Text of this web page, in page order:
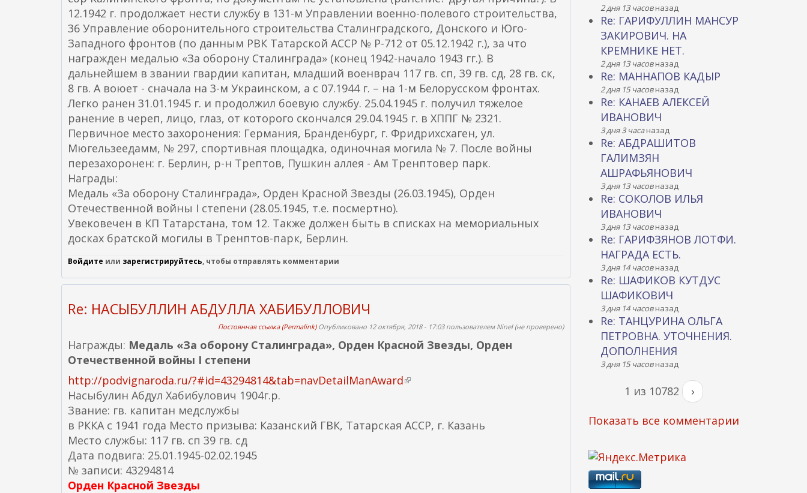
12.1942 г. продолжает нести службу в 131-м Управлении военно-полевого строительства,
36 Управление оборонительного строительства Сталинградского, Донского и Юго-
Западного фронтов (по данным РВК Татарской АССР № Р-712 от 05.12.1942 г.), за что
награжден медалью «За оборону Сталинграда» (конец 1942-начало 1943 гг.). В
дальнейшем в звании гвардии капитан, младший военврач 117 гв. сп, 39 гв. сд, 28 гв. ск,
8 гв. А воюет - сначала на 3-м Украинском, а с 07.1944 г. – на 1-м Белорусском фронтах.
Легко ранен 31.01.1945 г. и продолжил боевую службу. 25.04.1945 г. получил тяжелое
ранение в череп, лицо, глаз, от которого скончался 29.04.1945 г. в ХППГ № 2321.
Первичное место захоронения: Германия, Бранденбург, г. Фридрихсхаген, ул.
Мюгельзеедамм, № 297, спортивная площадка, одиночная могила № 7. После войны
перезахоронен: г. Берлин, р-н Трептов, Пушкин аллея - Ам Тренптовер парк.
Награды:
Медаль «За оборону Сталинграда», Орден Красной Звезды (26.03.1945), Орден
Отечественной войны I степени (28.05.1945, т.е. посмертно).
Увековечен в КП Татарстана, том 12. Также должен быть в списках на мемориальных
досках братской могилы в Тренптов-парк, Берлин.
Войдите или зарегистрируйтесь, чтобы отправлять комментарии
Re: НАСЫБУЛЛИН АБДУЛЛА ХАБИБУЛЛОВИЧ
Постоянная ссылка (Permalink)Опубликовано 12 октября, 2018 - 17:03 пользователем Ninel (не проверено)
Награжды: Медаль «За оборону Сталинграда», Орден Красной Звезды, Орден
Отечественной войны I степени
http://podvignaroda.ru/?#id=43294814&tab=navDetailManAward(
е
Насыбулин Абдул Хабибулович 1904г.р.
Звание: гв. капитан медслужбы
в РККА с 1941 года Место призыва: Казанский ГВК, Татарская АССР, г. Казань
Место службы: 117 гв. сп 39 гв. сд
Дата подвига: 25.01.1945-02.02.1945
№ записи: 43294814
Орден Красной Звезды
2 дня 13 часовназад
Re: ГАРИФУЛЛИН МАНСУР
ЗАКИРОВИЧ. НА
КРЕМНИКЕ НЕТ.
2 дня 13 часовназад
Re: МАННАПОВ КАДЫР
2 дня 15 часовназад
Re: КАНАЕВ АЛЕКСЕЙ
ИВАНОВИЧ
3 дня 3 часаназад
Re: АБДРАШИТОВ
ГАЛИМЗЯН
АШРАФЬЯНОВИЧ
3 дня 13 часовназад
Re: СОКОЛОВ ИЛЬЯ
ИВАНОВИЧ
3 дня 13 часовназад
Re: ГАРИФЗЯНОВ ЛОТФИ.
НАГРАДА ЕСТЬ.
3 дня 14 часовназад
Re: ШАФИКОВ КУТДУС
ШАФИКОВИЧ
3 дня 14 часовназад
Re: ТАНЦУРИНА ОЛЬГА
ПЕТРОВНА. УТОЧНЕНИЯ.
ДОПОЛНЕНИЯ
3 дня 15 часовназад
1 из 10782 ›
Показать все комментарии